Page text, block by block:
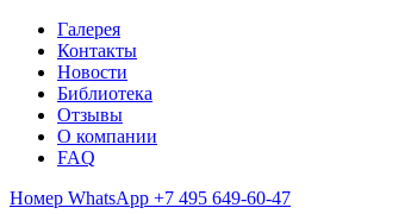
Галерея
Контакты
Новости
Библиотека
Отзывы
О компании
FAQ
Номер WhatsApp +7 495 649-60-47